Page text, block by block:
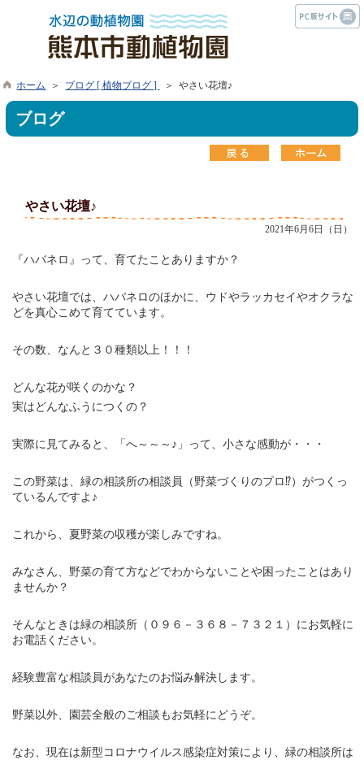
ホーム ＞ ブログ [ 植物ブログ ] ＞ やさい花壇♪
ブログ
やさい花壇♪
2021年6月6日（日）
『ハバネロ』って、育てたことありますか？
やさい花壇では、ハバネロのほかに、ウドやラッカセイやオクラな
どを真心こめて育てています。
その数、なんと３０種類以上！！！
どんな花が咲くのかな？
実はどんなふうにつくの？
実際に見てみると、「へ～～～♪」って、小さな感動が・・・
この野菜は、緑の相談所の相談員（野菜づくりのプロ⁉）がつくっ
ているんですよ♪
これから、夏野菜の収穫が楽しみですね。
みなさん、野菜の育て方などでわからないことや困ったことはあり
ませんか？
そんなときは緑の相談所（０９６－３６８－７３２１）にお気軽に
お電話ください。
経験豊富な相談員があなたのお悩み解決します。
野菜以外、園芸全般のご相談もお気軽にどうぞ。
なお、現在は新型コロナウイルス感染症対策により、緑の相談所は